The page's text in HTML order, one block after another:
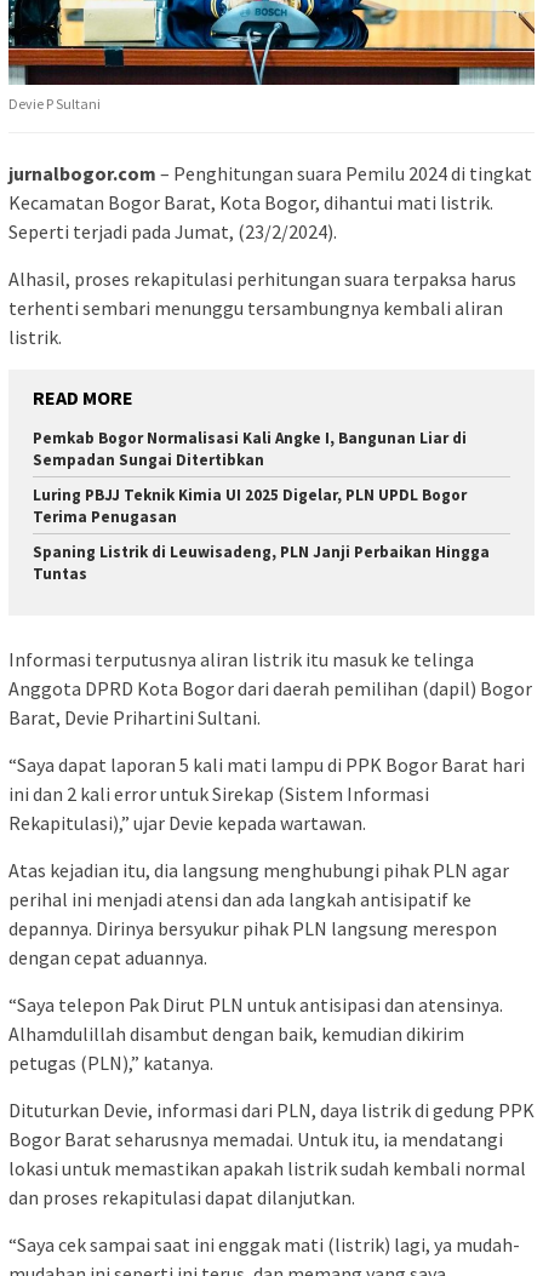
Devie P Sultani
jurnalbogor.com – Penghitungan suara Pemilu 2024 di tingkat
Kecamatan Bogor Barat, Kota Bogor, dihantui mati listrik.
Seperti terjadi pada Jumat, (23/2/2024).
Alhasil, proses rekapitulasi perhitungan suara terpaksa harus
terhenti sembari menunggu tersambungnya kembali aliran
listrik.
READ MORE
Pemkab Bogor Normalisasi Kali Angke I, Bangunan Liar di
Sempadan Sungai Ditertibkan
Luring PBJJ Teknik Kimia UI 2025 Digelar, PLN UPDL Bogor
Terima Penugasan
Spaning Listrik di Leuwisadeng, PLN Janji Perbaikan Hingga
Tuntas
Informasi terputusnya aliran listrik itu masuk ke telinga
Anggota DPRD Kota Bogor dari daerah pemilihan (dapil) Bogor
Barat, Devie Prihartini Sultani.
“Saya dapat laporan 5 kali mati lampu di PPK Bogor Barat hari
ini dan 2 kali error untuk Sirekap (Sistem Informasi
Rekapitulasi),” ujar Devie kepada wartawan.
Atas kejadian itu, dia langsung menghubungi pihak PLN agar
perihal ini menjadi atensi dan ada langkah antisipatif ke
depannya. Dirinya bersyukur pihak PLN langsung merespon
dengan cepat aduannya.
“Saya telepon Pak Dirut PLN untuk antisipasi dan atensinya.
Alhamdulillah disambut dengan baik, kemudian dikirim
petugas (PLN),” katanya.
Dituturkan Devie, informasi dari PLN, daya listrik di gedung PPK
Bogor Barat seharusnya memadai. Untuk itu, ia mendatangi
lokasi untuk memastikan apakah listrik sudah kembali normal
dan proses rekapitulasi dapat dilanjutkan.
“Saya cek sampai saat ini enggak mati (listrik) lagi, ya mudah-